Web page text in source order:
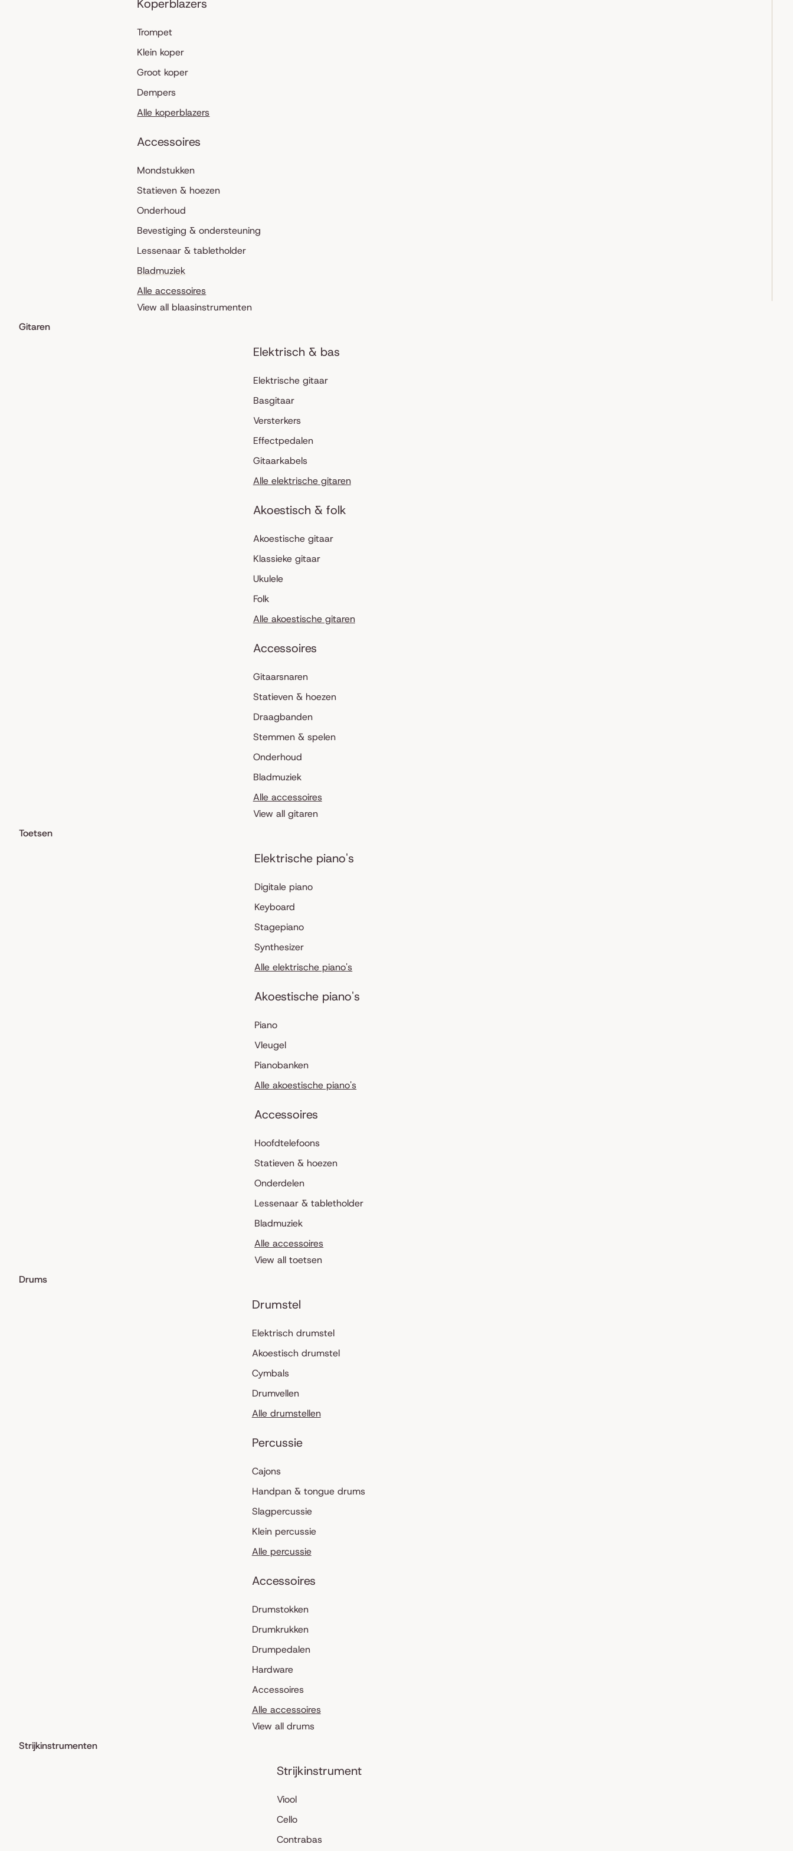
Koperblazers
Trompet
Klein koper
Groot koper
Dempers
Alle koperblazers
Accessoires
Mondstukken
Statieven & hoezen
Onderhoud
Bevestiging & ondersteuning
Lessenaar & tabletholder
Bladmuziek
Alle accessoires
View all blaasinstrumenten
Gitaren
Elektrisch & bas
Elektrische gitaar
Basgitaar
Versterkers
Effectpedalen
Gitaarkabels
Alle elektrische gitaren
Akoestisch & folk
Akoestische gitaar
Klassieke gitaar
Ukulele
Folk
Alle akoestische gitaren
Accessoires
Gitaarsnaren
Statieven & hoezen
Draagbanden
Stemmen & spelen
Onderhoud
Bladmuziek
Alle accessoires
View all gitaren
Toetsen
Elektrische piano's
Digitale piano
Keyboard
Stagepiano
Synthesizer
Alle elektrische piano's
Akoestische piano's
Piano
Vleugel
Pianobanken
Alle akoestische piano's
Accessoires
Hoofdtelefoons
Statieven & hoezen
Onderdelen
Lessenaar & tabletholder
Bladmuziek
Alle accessoires
View all toetsen
Drums
Drumstel
Elektrisch drumstel
Akoestisch drumstel
Cymbals
Drumvellen
Alle drumstellen
Percussie
Cajons
Handpan & tongue drums
Slagpercussie
Klein percussie
Alle percussie
Accessoires
Drumstokken
Drumkrukken
Drumpedalen
Hardware
Accessoires
Alle accessoires
View all drums
Strijkinstrumenten
Strijkinstrument
Viool
Cello
Contrabas